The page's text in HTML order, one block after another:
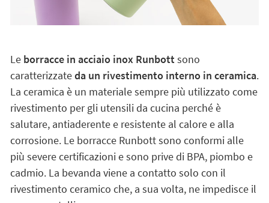
Leborracce in acciaio inox Runbottsono
caratterizzateda un rivestimento interno in ceramica.
La ceramica è un materiale sempre più utilizzato come
rivestimento per gli utensili da cucina perché è
salutare, antiaderente e resistente al calore e alla
corrosione. Le borracce Runbott sono conformi alle
più severe certificazioni e sono prive di BPA, piombo e
cadmio. La bevanda viene a contatto solo con il
rivestimento ceramico che, a sua volta, ne impedisce il